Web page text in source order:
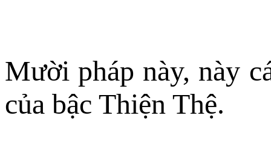
Mười pháp này, này
của bậc Thiện Thệ.